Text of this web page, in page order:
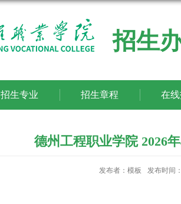
招生
招生专业 招生章程 在
德州工程职业学院 2026
发布者：模板 发布时间